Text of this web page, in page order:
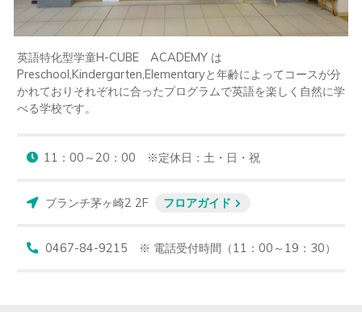
英語特化型学童H-CUBE　ACADEMY は
Preschool,Kindergarten,Elementaryと年齢によってコースが分
かれておりそれぞれに合ったプログラムで英語を楽しく自然に学
べる学校です。
ブランチ茅ヶ崎2 2F フロアガイド
0467-84-9215 ※ 電話受付時間（11：00～19：30）